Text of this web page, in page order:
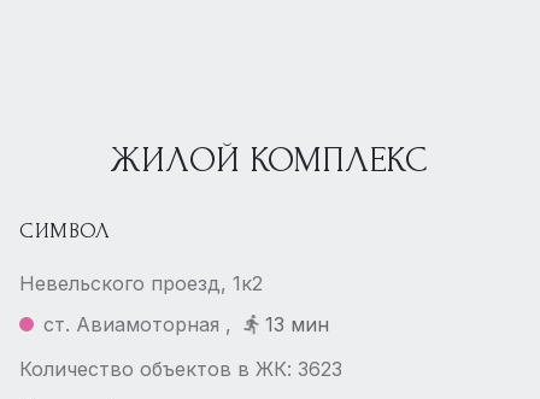
ЖИЛОЙ КОМПЛЕКС
СИМВОЛ
Невельского проезд, 1к2
ст. Авиамоторная ,
13 мин
Количество объектов в ЖК: 3623